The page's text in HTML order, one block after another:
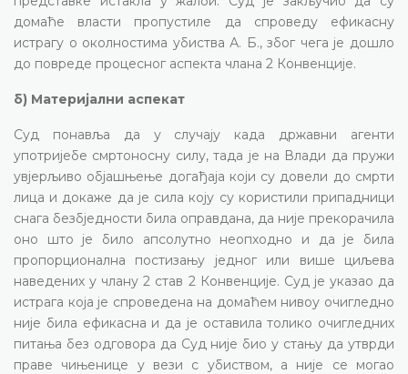
домаће власти пропустиле да спроведу ефикасну
истрагу о околностима убиства А. Б., због чега је дошло
до повреде процесног аспекта члана 2 Конвенције.
б) Материјални аспекат
Суд понавља да у случају када државни агенти
употријебе смртоносну силу, тада је на Влади да пружи
увјерљиво објашњење догађаја који су довели до смрти
лица и докаже да је сила коју су користили припадници
снага безбједности била оправдана, да није прекорачила
оно што је било апсолутно неопходно и да је била
пропорционална постизању једног или више циљева
наведених у члану 2 став 2 Конвенције. Суд је указао да
истрага која је спроведена на домаћем нивоу очигледно
није била ефикасна и да је оставила толико очигледних
питања без одговора да Суд није био у стању да утврди
праве чињенице у вези с убиством, а није се могао